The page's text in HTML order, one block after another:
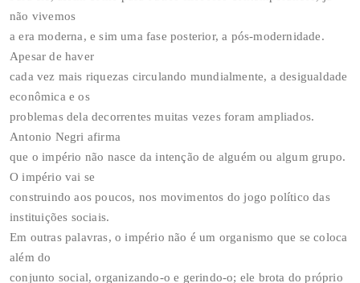
não vivemos
a era moderna, e sim uma fase posterior, a pós-modernidade.
Apesar de haver
cada vez mais riquezas circulando mundialmente, a desigualdade
econômica e os
problemas dela decorrentes muitas vezes foram ampliados.
Antonio Negri afirma
que o império não nasce da intenção de alguém ou algum grupo.
O império vai se
construindo aos poucos, nos movimentos do jogo político das
instituições sociais.
Em outras palavras, o império não é um organismo que se coloca
além do
conjunto social, organizando-o e gerindo-o; ele brota do próprio